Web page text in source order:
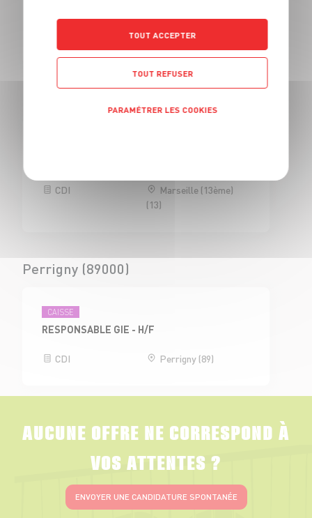
CDI
Marseille (11ème)
(13)
CDI
Marseille (13ème)
(13)
Perrigny (89000)
CAISSE
RESPONSABLE GIE - H/F
CDI Perrigny (89)
AUCUNE OFFRE NE CORRESPOND À
VOS ATTENTES ?
ENVOYER UNE CANDIDATURE SPONTANÉE
TOUT ACCEPTER
TOUT REFUSER
PARAMÉTRER LES COOKIES